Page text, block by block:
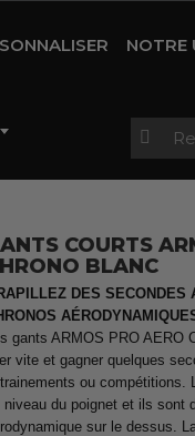
NOTRE
Vestes
Pluie et
Cuissard
Vestes
Collants
Maillots
Maillots
Homme
COURTS
BLANC
DES SECONDES
gants ARMOS PRO AERO
vite et gagner quelques
ou compétitions.
niveau du poignet et ils sont
sur le dessus.